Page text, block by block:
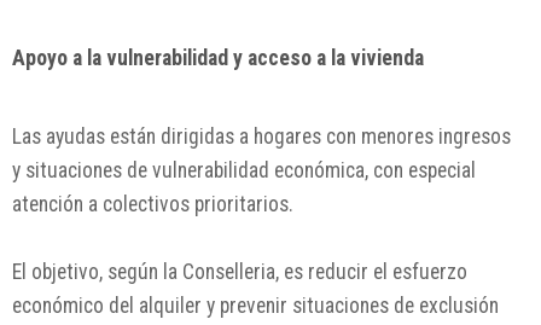
Apoyo a la vulnerabilidad y acceso a la vivienda
Las ayudas están dirigidas a hogares con menores ingresos
y situaciones de vulnerabilidad económica, con especial
atención a colectivos prioritarios.
El objetivo, según la Conselleria, es reducir el esfuerzo
económico del alquiler y prevenir situaciones de exclusión